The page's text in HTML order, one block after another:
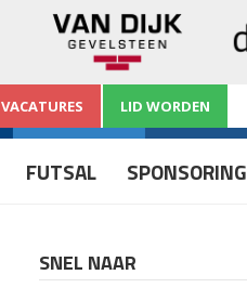
VACATURES LID WORDEN
FUTSAL SPONSORING
SNEL NAAR